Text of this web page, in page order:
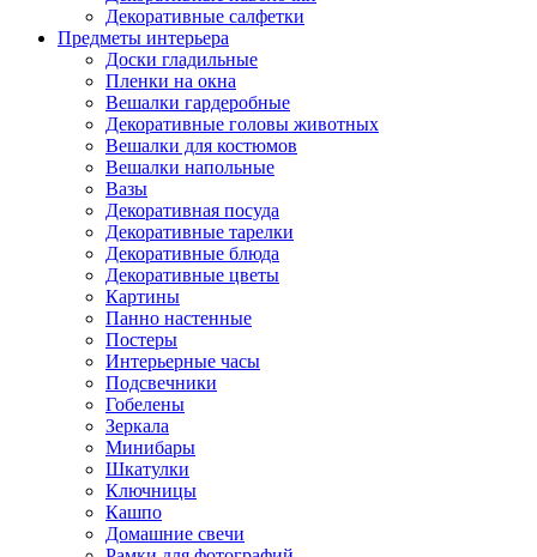
Декоративные салфетки
Предметы интерьера
Доски гладильные
Пленки на окна
Вешалки гардеробные
Декоративные головы животных
Вешалки для костюмов
Вешалки напольные
Вазы
Декоративная посуда
Декоративные тарелки
Декоративные блюда
Декоративные цветы
Картины
Панно настенные
Постеры
Интерьерные часы
Подсвечники
Гобелены
Зеркала
Минибары
Шкатулки
Ключницы
Кашпо
Домашние свечи